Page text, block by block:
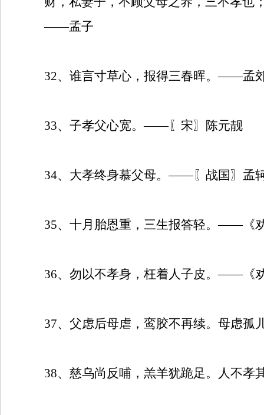
——孟子
32、谁言寸草心，报得三春晖。——孟
33、子孝父心宽。——〖宋〗陈元靓
34、大孝终身慕父母。——〖战国〗孟
35、十月胎恩重，三生报答轻。——《
36、勿以不孝身，枉着人子皮。——《
37、父虑后母虐，鸾胶不再续。母虑
38、慈乌尚反哺，羔羊犹跪足。人不